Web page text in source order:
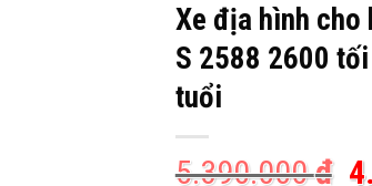
Xe địa hình
S 2588 2600
tuổi
5.390.000₫